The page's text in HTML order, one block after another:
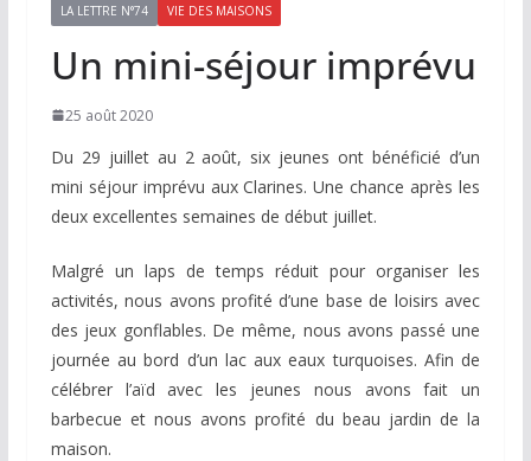
LA LETTRE N°74 VIE DES MAISONS
Un mini-séjour imprévu
25 août 2020
Du 29 juillet au 2 août, six jeunes ont bénéficié d’un
mini séjour imprévu aux Clarines. Une chance après les
deux excellentes semaines de début juillet.
Malgré un laps de temps réduit pour organiser les
activités, nous avons profité d’une base de loisirs avec
des jeux gonflables. De même, nous avons passé une
journée au bord d’un lac aux eaux turquoises. Afin de
célébrer l’aïd avec les jeunes nous avons fait un
barbecue et nous avons profité du beau jardin de la
maison.